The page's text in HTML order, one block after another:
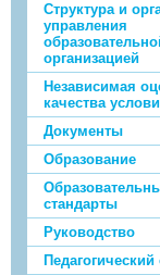
Структура и
управления
организацией
Независимая
качества
Документы
Образование
стандарты
Руководство
Педагогический